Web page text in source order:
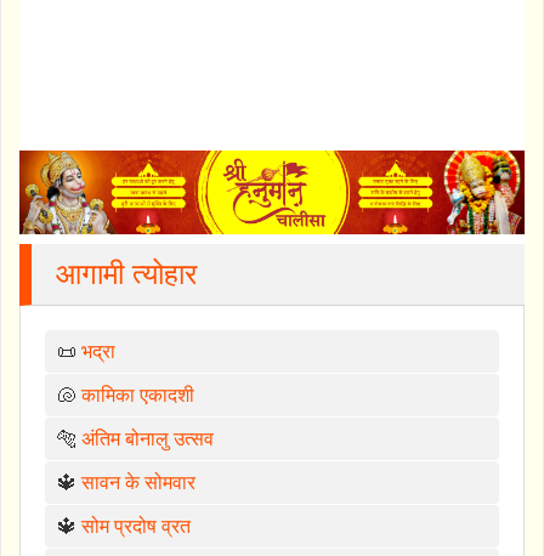
आगामी त्योहार
📜 भद्रा
🐚कामिका एकादशी
🐅 अंतिम बोनालु उत्सव
🔱सावन के सोमवार
🔱सोम प्रदोष व्रत